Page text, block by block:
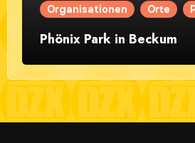
Organisationen
Orte
Phönix Park in Beckum